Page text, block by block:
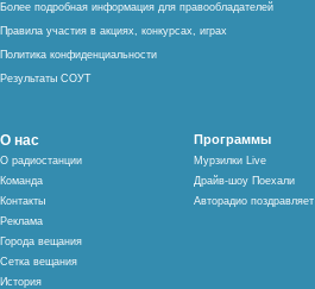
Более подробная информация для правообладателей
Правила участия в акциях, конкурсах, играх
Политика конфиденциальности
Результаты СОУТ
О нас
О радиостанции
Команда
Контакты
Реклама
Города вещания
Сетка вещания
История
Программы
Мурзилки Live
Драйв-шоу Поехали
Авторадио поздравляет